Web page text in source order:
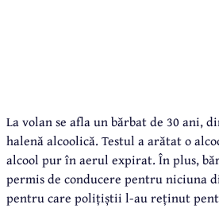
La volan se afla un bărbat de 30 ani,
halenă alcoolică. Testul a arătat o
alcool pur în aerul expirat. În plus,
permis de conducere pentru niciuna
pentru care polițiștii l-au reținut